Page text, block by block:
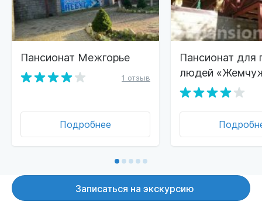
Пансионат Межгорье
1 отзыв
Подробнее
Пансионат
людей
Записаться на экскурсию